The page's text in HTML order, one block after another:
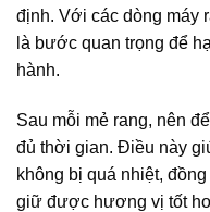
định. Với các dòng máy
là bước quan trọng để
hành.
Sau mỗi mẻ rang, nên
đủ thời gian. Điều này
không bị quá nhiệt,
giữ được hương vị tốt